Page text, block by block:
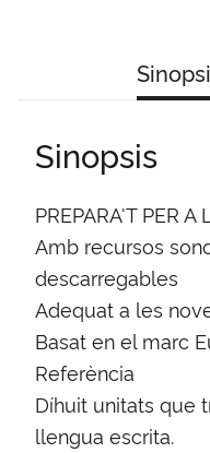
Sinopsis
PREPARA'T PER A
Amb recursos
descarregables
Adequat a les
Basat en el marc
Referència
Díhuit unitats que
llengua escrita.